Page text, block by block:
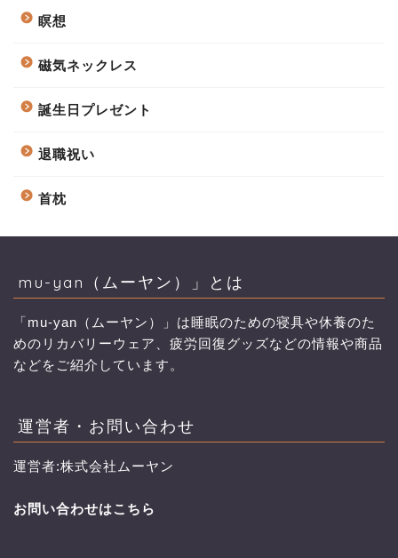
瞑想
磁気ネックレス
誕生日プレゼント
退職祝い
首枕
mu-yan（ムーヤン）」とは
「mu-yan（ムーヤン）」は睡眠のための寝具や休養のた
めのリカバリーウェア、疲労回復グッズなどの情報や商品
などをご紹介しています。
運営者・お問い合わせ
運営者:株式会社ムーヤン
お問い合わせはこちら